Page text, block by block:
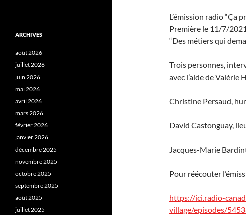
L’émission radio “Ça
Première le 11/7/
“Des métiers qui
Trois personnes,
avec l’aide de Valérie
Christine Persaud,
David Castonguay,
Jacques-Marie
Pour réécouter
https://ici.radio-
village/episodes/
ARCHIVES
août 2026
juillet 2026
juin 2026
mai 2026
avril 2026
mars 2026
février 2026
janvier 2026
décembre 2025
novembre 2025
octobre 2025
septembre 2025
août 2025
juillet 2025